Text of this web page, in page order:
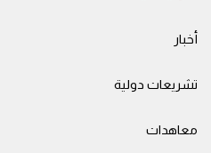
أخبار
تشريعات دولية
معاهدات